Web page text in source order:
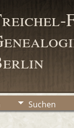
Suchen